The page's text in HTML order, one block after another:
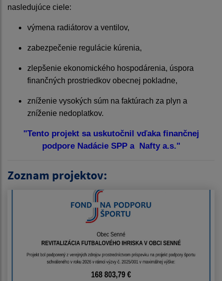
nasledujúce ciele:
výmena radiátorov a ventilov,
zabezpečenie regulácie kúrenia,
zlepšenie ekonomického hospodárenia, úspora
finančných prostriedkov obecnej pokladne,
zníženie vysokých súm na faktúrach za plyn a
zníženie nedoplatkov.
"Tento projekt sa uskutočnil vďaka finančnej
podpore Nadácie SPP a Nafty a.s."
Zoznam projektov: